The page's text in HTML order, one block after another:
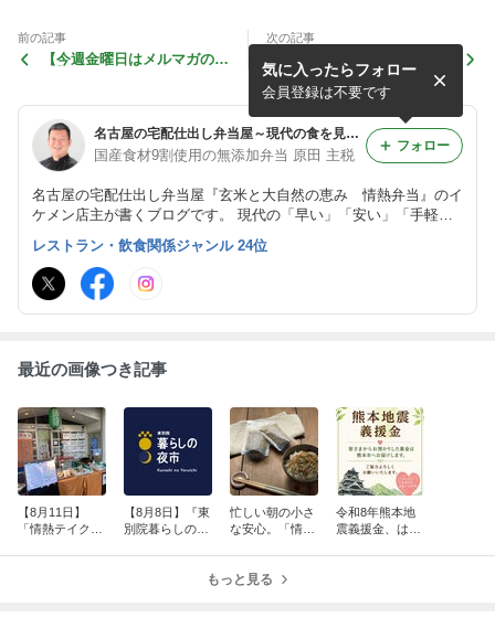
前の記事
【今週金曜日はメルマガの
次の記事
ようこそ、2023年
名古屋の宅配仕出し弁当屋～現代の食を見直す弁当屋のブログ～
国産食材9割使用の無添加弁当 原田 主税
名古屋の宅配仕出し弁当屋『玄米と大自然の恵み 情熱弁当』のイ
ケメン店主が書くブログです。 現代の「早い」「安い」「手軽
理を創っています。無添加冷凍惣菜通販サイトも運営しています。
気に入ったらフォロー
会員登録は不要です
フォロー
レストラン・飲食関係ジャンル 24位
最近の画像つき記事
【8月11日】
「情熱テイクア
【8月8日】『東
別院暮らしの夜
忙しい朝の小さ
な安心。「情熱
令和8年熊本地
震義援金、はじ
もっと見る